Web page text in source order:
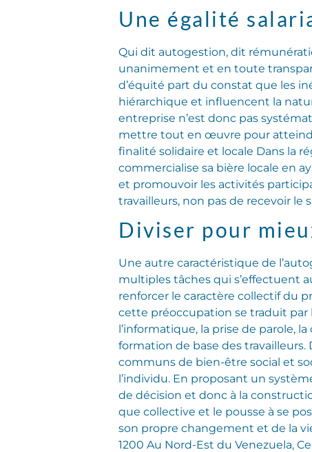
Une égalité
Qui dit autogestion, dit
unanimement et en toute
d’équité part du constat que les
hiérarchique et influencent la
entreprise n’est donc pas
mettre tout en œuvre pour
finalité solidaire et locale Dans la
commercialise sa bière locale en
et promouvoir les activités
travailleurs, non pas de recevoir le
Diviser pour
Une autre caractéristique de
multiples tâches qui s’effectuent
renforcer le caractère collectif du
cette préoccupation se traduit
l’informatique, la prise de parole,
formation de base des
communs de bien-être social et
l’individu. En proposant un
de décision et donc à la
que collective et le pousse à se
son propre changement et de la
1200 Au Nord-Est du Venezuela,